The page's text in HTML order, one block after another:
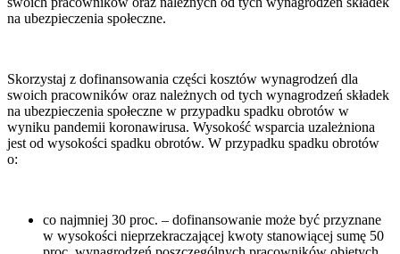
na ubezpieczenia społeczne.
Skorzystaj z dofinansowania części kosztów wynagrodzeń dla
swoich pracowników oraz należnych od tych wynagrodzeń składek
na ubezpieczenia społeczne w przypadku spadku obrotów w
wyniku pandemii koronawirusa. Wysokość wsparcia uzależniona
jest od wysokości spadku obrotów. W przypadku spadku obrotów
o:
co najmniej 30 proc. – dofinansowanie może być przyznane
w wysokości nieprzekraczającej kwoty stanowiącej sumę 50